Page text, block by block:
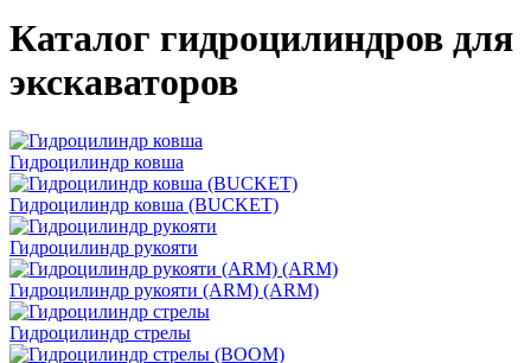
Каталог гидроцилиндров для
экскаваторов
Гидроцилиндр ковша
Гидроцилиндр ковша (BUCKET)
Гидроцилиндр рукояти
Гидроцилиндр рукояти (ARM) (ARM)
Гидроцилиндр стрелы